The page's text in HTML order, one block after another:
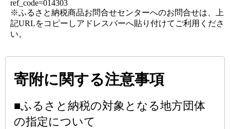
ref_code=014303
※ふるさと納税商品お問合せセンターへのお問合せは、上
記URLをコピーしアドレスバーへ貼り付けてご利用くださ
い。
寄附に関する注意事項
■ふるさと納税の対象となる地方団体
の指定について